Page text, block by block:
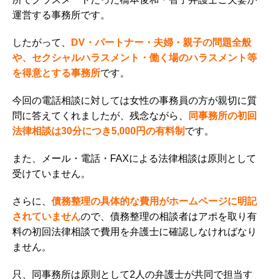
運営する事務所です。
したがって、
DV・パートナー・夫婦・親子の問題全般
や、セクシャルハラスメント・働く場のハラスメント等
を得意とする事務所です。
今回の電話相談に対しては女性の事務員の方が親切に質
問に答えてくれましたが、残念ながら、
同事務所の初回
法律相談は30分につき5,000円の有料制 です。
また、メール・電話・FAXによる法律相談は原則として
受けていません。
さらに、 債務整理の具体的な費用がホームページに明記
されていませんので、債務整理の相談者はアポを取り有
料の初回法律相談で費用を弁護士に確認しなければなり
ません。
只、同事務所は原則として2人の弁護士が共同で担当す